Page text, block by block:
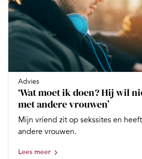
Advies
‘Wat moet ik doen? Hij wil
met andere vrouwen’
Mijn vriend zit op sekssites en
andere vrouwen.
Lees meer